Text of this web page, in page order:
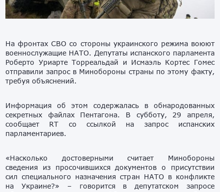
На фронтах СВО со стороны украинского режима воюют
военнослужащие НАТО. Депутаты испанского парламента
Роберто Уриарте Торреальдай и Исмаэль Кортес Гомес
отправили запрос в Минобороны страны по этому факту,
требуя объяснений.
Информация об этом содержалась в обнародованных
секретных файлах Пентагона. В субботу, 29 апреля,
сообщает RT со ссылкой на запрос испанских
парламентариев.
«Насколько достоверными считает Минобороны
сведения из просочившихся документов о присутствии
сил специального назначения стран НАТО в конфликте
на Украине?» – говорится в депутатском запросе